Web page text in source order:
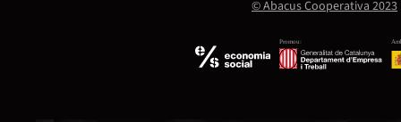
Promou:
© Abacus Cooperativa 2023